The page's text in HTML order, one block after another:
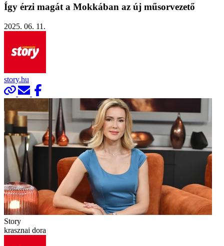
Így érzi magát a Mokkában az új műsorvezető
2025. 06. 11.
story.hu
Story
krasznai dora